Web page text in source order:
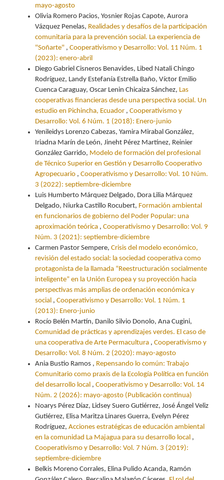
mayo-agosto
Olivia Romero Pacios, Yosnier Rojas Capote, Aurora
Vázquez Penelas, Realidades y desafíos de la participación
comunitaria para la prevención social. La experiencia de
"Soñarte" , Cooperativismo y Desarrollo: Vol. 11 Núm. 1
(2023): enero-abril
Diego Gabriel Cisneros Benavides, Libed Natali Chingo
Rodríguez, Landy Estefanía Estrella Baño, Víctor Emilio
Cuenca Caraguay, Oscar Lenin Chicaiza Sánchez, Las
cooperativas financieras desde una perspectiva social. Un
estudio en Pichincha, Ecuador , Cooperativismo y
Desarrollo: Vol. 6 Núm. 1 (2018): Enero-junio
Yenileidys Lorenzo Cabezas, Yamira Mirabal González,
Iriadna Marín de León, Jineht Pérez Martínez, Reinier
González Garrido, Modelo de formación del profesional
de Técnico Superior en Gestión y Desarrollo Cooperativo
Agropecuario , Cooperativismo y Desarrollo: Vol. 10 Núm.
3 (2022): septiembre-diciembre
Luis Humberto Márquez Delgado, Dora Lilia Márquez
Delgado, Niurka Castillo Rocubert, Formación ambiental
en funcionarios de gobierno del Poder Popular: una
aproximación teórica , Cooperativismo y Desarrollo: Vol. 9
Núm. 3 (2021): septiembre-diciembre
Carmen Pastor Sempere, Crisis del modelo económico,
revisión del estado social: la sociedad cooperativa como
protagonista de la llamada “Reestructuración socialmente
inteligente” en la Unión Europea y su proyección hacia
perspectivas más amplias de ordenación económica y
social , Cooperativismo y Desarrollo: Vol. 1 Núm. 1
(2013): Enero-junio
Rocío Belén Martín, Danilo Silvio Donolo, Ana Cugini,
Comunidad de prácticas y aprendizajes verdes. El caso de
una cooperativa de Arte Permacultura , Cooperativismo y
Desarrollo: Vol. 8 Núm. 2 (2020): mayo-agosto
Ania Bustio Ramos , Repensando lo común: Trabajo
Comunitario como praxis de la Ecología Política en función
del desarrollo local , Cooperativismo y Desarrollo: Vol. 14
Núm. 2 (2026): mayo-agosto (Publicación continua)
Noarys Pérez Díaz, Lidsey Suero Gutiérrez, José Ángel Veliz
Gutiérrez, Elisa Maritza Linares Guerra, Evelyn Pérez
Rodríguez, Acciones estratégicas de educación ambiental
en la comunidad La Majagua para su desarrollo local ,
Cooperativismo y Desarrollo: Vol. 7 Núm. 3 (2019):
septiembre-diciembre
Belkis Moreno Corrales, Elina Pulido Acanda, Ramón